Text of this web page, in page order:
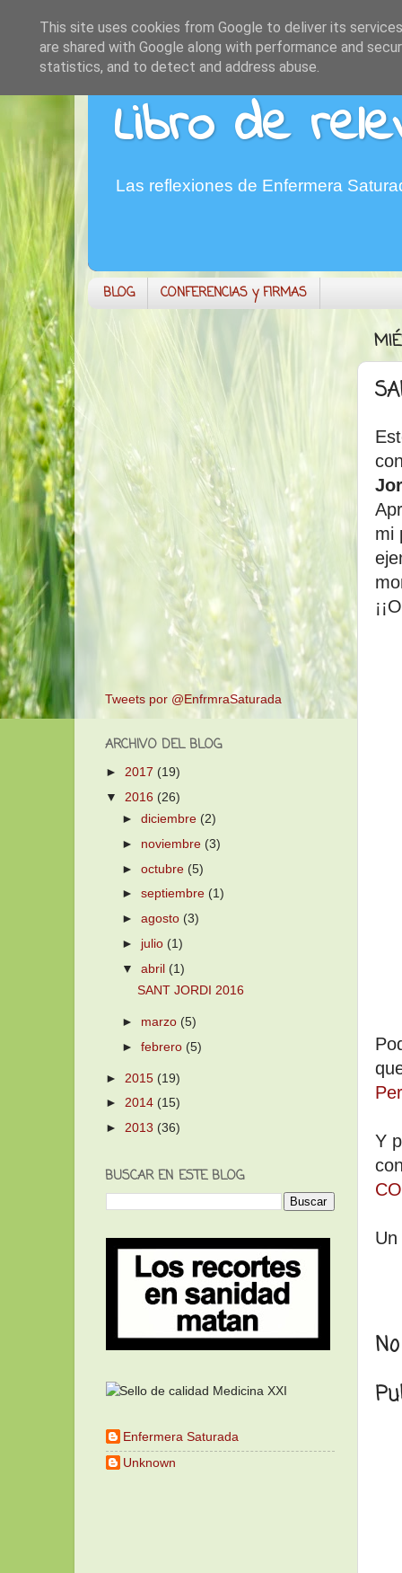
Libro de
Las reflexiones de Enfermera
BLOG CONFERENCIAS y FIRMAS
mi
Y
Tweets por @EnfrmraSaturada
ARCHIVO DEL BLOG
► 2017 (19)
▼ 2016 (26)
► diciembre (2)
► noviembre (3)
► octubre (5)
► septiembre (1)
► agosto (3)
► julio (1)
▼ abril (1)
SANT JORDI 2016
► marzo (5)
► febrero (5)
► 2015 (19)
►2014 (15)
► 2013 (36)
BUSCAR EN ESTE BLOG
Enfermera Saturada
Unknown
This site uses cookies from Google to deliver its
are shared with Google along with performance and
statistics, and to detect and address abuse.